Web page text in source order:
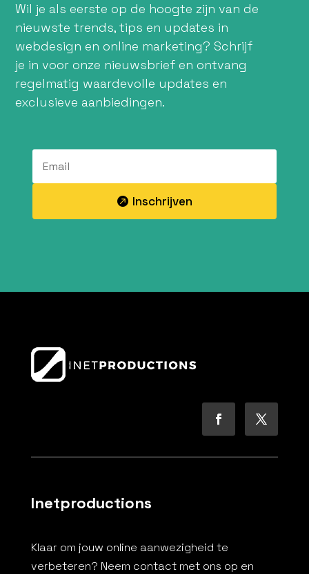
Wil je als eerste op de hoogte zijn van de
nieuwste trends, tips en updates in
webdesign en online marketing? Schrijf
je in voor onze nieuwsbrief en ontvang
regelmatig waardevolle updates en
exclusieve aanbiedingen.
Inschrijven
Inetproductions
Klaar om jouw online aanwezigheid te
verbeteren? Neem contact met ons op en